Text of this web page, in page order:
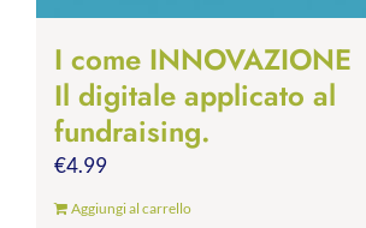
I come INNOVAZIONE
Il digitale applicato al
fundraising.
€4.99
Aggiungi al carrello